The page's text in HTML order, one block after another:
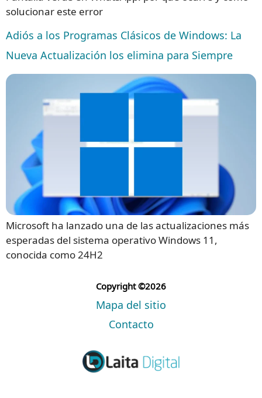
solucionar este error
Adiós a los Programas Clásicos de Windows: La
Nueva Actualización los elimina para Siempre
Microsoft ha lanzado una de las actualizaciones más
esperadas del sistema operativo Windows 11,
conocida como 24H2
Copyright ©2026
Mapa del sitio
Contacto